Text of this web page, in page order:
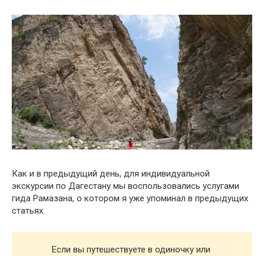
Как и в предыдущий день, для индивидуальной
экскурсии по Дагестану мы воспользовались услугами
гида Рамазана, о котором я уже упоминал в предыдущих
статьях.
Если вы путешествуете в одиночку или